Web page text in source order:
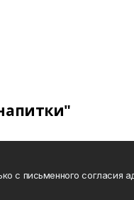
с письменного согласия